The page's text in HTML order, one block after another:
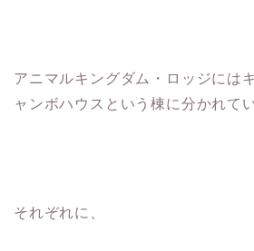
アニマルキングダム・ロッジには
ャンボハウスという棟に分かれて
それぞれに、